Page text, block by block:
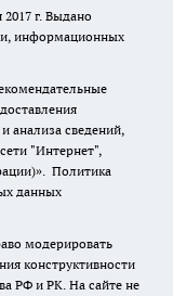
2017 г. Выдано
информационных
анализа сведений,
"Интернет",
Политика
данных
модерировать
конструктивности
РФ и РК. На сайте не